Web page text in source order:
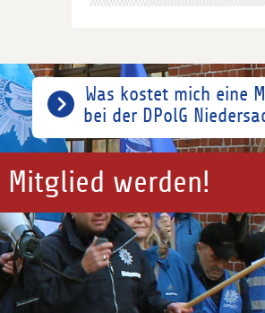
Was kostet mich eine
bei der DPolG
Mitglied werden!